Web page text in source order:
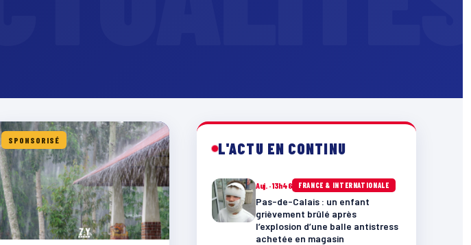
SPONSORISÉ L'ACTU EN CONTINU
Auj. · 13h46 FRANCE & INTERNATIONALE
Pas-de-Calais : un enfant
grièvement brûlé après
l’explosion d’une balle antistress
achetée en magasin